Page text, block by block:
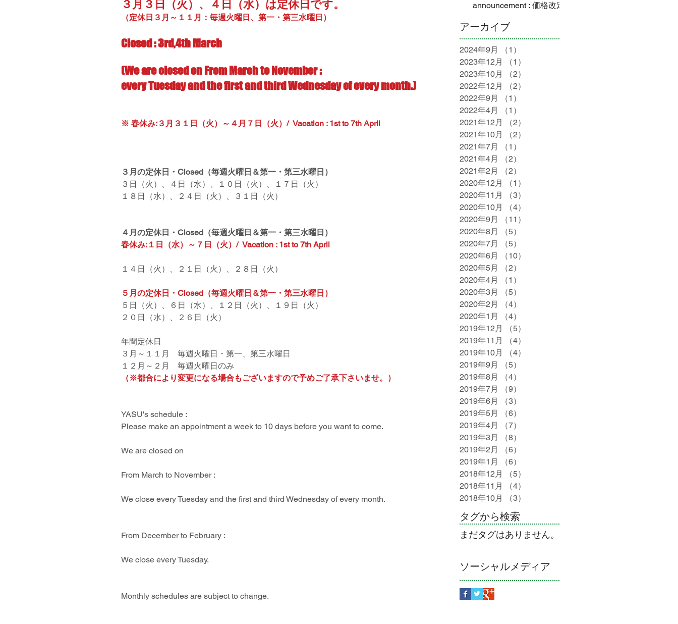
３月３日（火）、４日（水）は定休日です。
（定休日３月～１１月：毎週火曜日、第一・第三水曜日）
Closed : 3rd,4th March
(We are closed on From March to November :
every Tuesday and the first and third Wednesday of every month.)
※ 春休み:３月３１日（火）～４月７日（火）/  Vacation : 1st to 7th April
３月の定休日・Closed（毎週火曜日＆第一・第三水曜日）
３日（火）、４日（水）、１０日（火）、１７日（火）
１８日（水）、２４日（火）、３１日（火）
４月の定休日・Closed（毎週火曜日＆第一・第三水曜日）
春休み:１日（水）～７日（火）/  Vacation : 1st to 7th April
１４日（火）、２１日（火）、２８日（火）
５月の定休日・Closed（毎週火曜日＆第一・第三水曜日）
５日（火）、６日（水）、１２日（火）、１９日（火）
２０日（水）、２６日（火）
年間定休日
３月～１１月　毎週火曜日・第一、第三水曜日
１２月～２月　毎週火曜日のみ
（※都合により変更になる場合もございますので予めご了承下さいませ。）
YASU's schedule :
Please make an appointment a week to 10 days before you want to come.
We are closed on
From March to November :
We close every Tuesday and the first and third Wednesday of every month.
From December to February :
We close every Tuesday.
Monthly schedules are subject to change.
announcement : 価格改定
アーカイブ
2024年9月 （1）
2023年12月
（1）
2023年10月
（2）
2022年12月
（2）
2022年9月
（1）
2022年4月
（1）
2021年12月
（2）
2021年10月
（2）
2021年7月
（1）
2021年4月
（2）
2021年2月
（2）
2020年12月
（1）
2020年11月
（3）
2020年10月
（4）
2020年9月
（11）
2020年8月
（5）
2020年7月
（5）
2020年6月
（10）
2020年5月
（2）
2020年4月
（1）
2020年3月
（5）
2020年2月
（4）
2020年1月
（4）
2019年12月
（5）
2019年11月
（4）
2019年10月
（4）
2019年9月
（5）
2019年8月
（4）
2019年7月
（9）
2019年6月
（3）
2019年5月
（6）
2019年4月
（7）
2019年3月
（8）
2019年2月
（6）
2019年1月
（6）
2018年12月
（5）
2018年11月
（4）
2018年10月
（3）
タグから検索
まだタグはありません。
ソーシャルメディア